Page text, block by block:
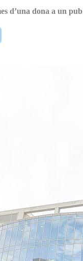
d’una dona a un pub